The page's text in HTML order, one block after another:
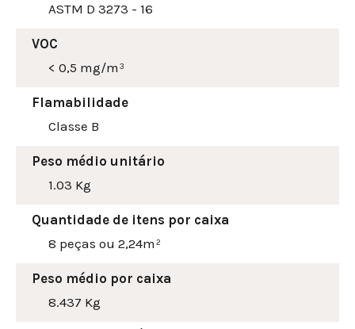
ASTM D 3273 - 16
VOC
< 0,5 mg/m³
Flamabilidade
Classe B
Peso médio unitário
1.03 Kg
Quantidade de itens por caixa
8 peças ou 2,24m²
Peso médio por caixa
8.437 Kg